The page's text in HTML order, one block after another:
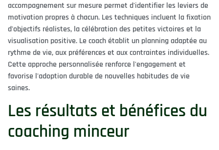
accompagnement sur mesure permet d'identifier les leviers de
motivation propres à chacun. Les techniques incluent la fixation
d'objectifs réalistes, la célébration des petites victoires et la
visualisation positive. Le coach établit un planning adaptée au
rythme de vie, aux préférences et aux contraintes individuelles.
Cette approche personnalisée renforce l'engagement et
favorise l'adoption durable de nouvelles habitudes de vie
saines.
Les résultats et bénéfices du
coaching minceur